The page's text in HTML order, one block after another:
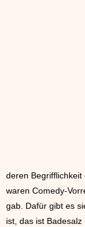
deren
waren Comedy-
gab. Dafür gibt es
ist, das ist